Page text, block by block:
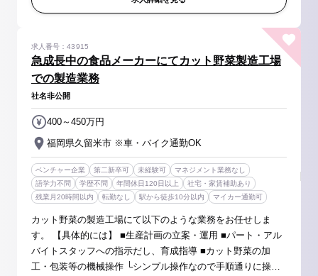
急成長中の食品メーカーにてカット野菜製造工場
での製造業務
求人番号：43915
社名非公開
福岡県久留米市 ※車・バイク通勤OK
400～450万円
ベンチャー企業 第二新卒可 未経験可
マネジメント業務なし
語学力不問
学歴不問 年間休日120日以上
社宅・家賃補助あり
残業月20時間以内
転勤なし 駅から徒歩10分以内 マイカー通勤可
カット野菜の製造工場にて以下のような業務をお任せしま
す。 【具体的には】 ■生産計画の立案・運用 ■パート・アル
バイトスタッフへの指示だし、育成指導 ■カット野菜の加
工・包装等の機械操作 └シンプル操作なので手順通りに操作